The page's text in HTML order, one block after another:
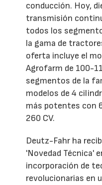
conducción. Hoy,
transmisión
todos los
la gama de
oferta incluye el
Agrofarm de 100-
segmentos de la
modelos de 4
más potentes con
260 CV.
Deutz-Fahr ha
'Novedad Técnica'
incorporación de
revolucionarias en